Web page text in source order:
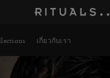
เกี่ยวกับเรา